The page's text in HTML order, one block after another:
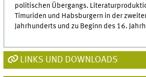
politischen Übergangs.
Timuriden und Habsburgern in der
Jahrhunderts und zu Beginn des 16.
LINKS UND DOWNLOADS